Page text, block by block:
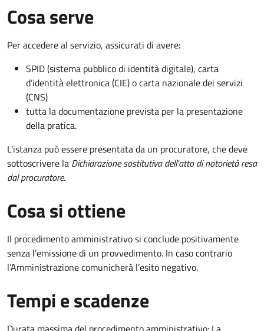
Cosa serve
Per accedere al servizio, assicurati di avere:
SPID (sistema pubblico di identità digitale), carta
d’identità elettronica (CIE) o carta nazionale dei servizi
(CNS)
tutta la documentazione prevista per la presentazione
della pratica.
L'istanza può essere presentata da un procuratore, che deve
sottoscrivere la Dichiarazione sostitutiva dell'atto di notorietà resa
dal procuratore.
Cosa si ottiene
Il procedimento amministrativo si conclude positivamente
senza l’emissione di un provvedimento. In caso contrario
l’Amministrazione comunicherà l’esito negativo.
Tempi e scadenze